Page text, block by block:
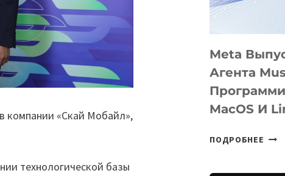
компании «Скай Мобайл»,
технологической базы
Meta
Агента
MacOS И
ПОДРОБНЕЕ META